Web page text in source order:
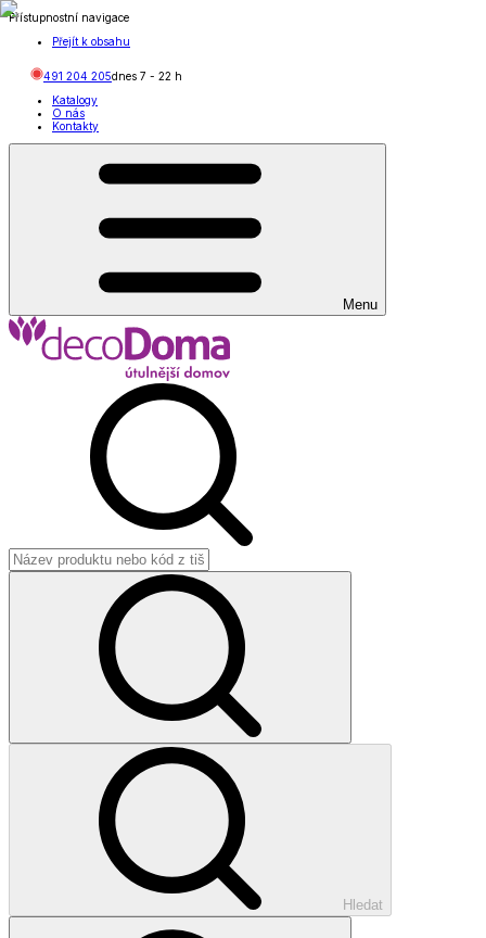
Přístupnostní navigace
Přejít k obsahu
491 204 205dnes 7 - 22 h
Katalogy
O nás
Kontakty
Menu
Hledat